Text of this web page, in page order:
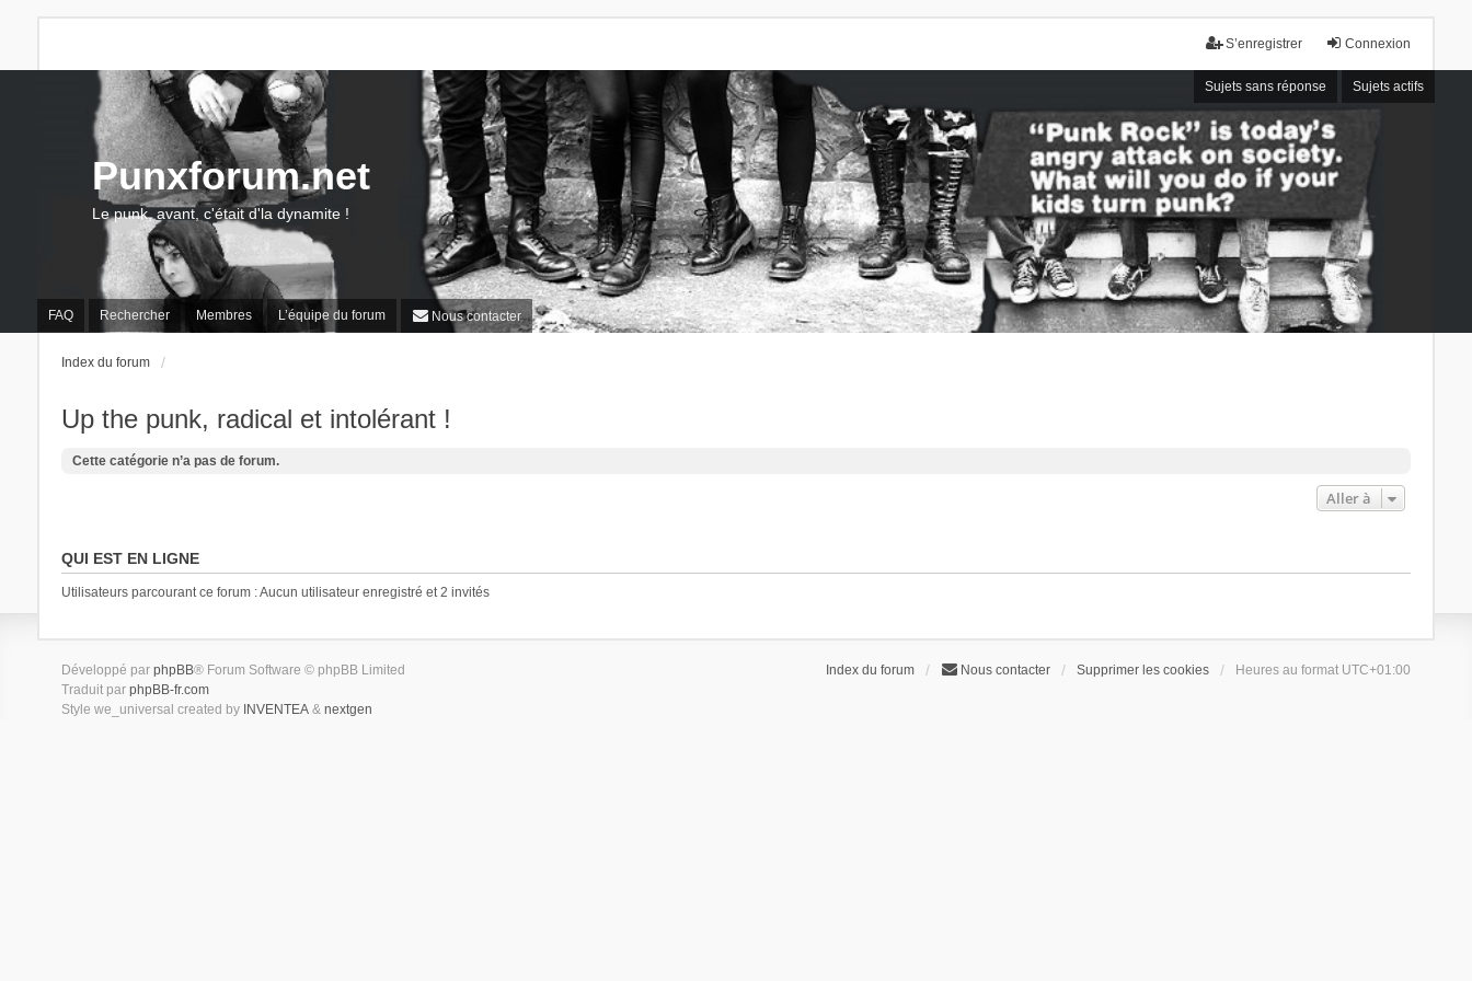
Connexion
S’enregistrer
Sujets sans réponse Sujets actifs
FAQ Rechercher Membres L’équipe du forum Nous contacter
Punxforum.net
Le punk, avant, c'était d'la dynamite !
Index du forum
Up the punk, radical et intolérant !
Cette catégorie n’a pas de forum.
Aller à
QUI EST EN LIGNE
Utilisateurs parcourant ce forum : Aucun utilisateur enregistré et 2 invités
Index du forum Nous contacter Supprimer les cookies Heures au format UTC+01:00
Développé par phpBB® Forum Software © phpBB Limited
Traduit par phpBB-fr.com
Style we_universal created by INVENTEA& nextgen